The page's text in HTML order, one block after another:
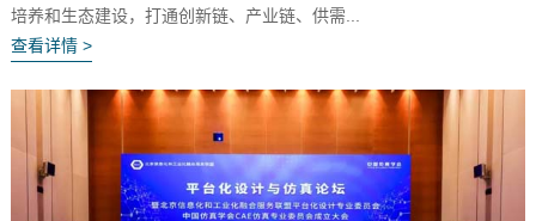
培养和生态建设，打通创新链、产业链、供需...
查看详情 >